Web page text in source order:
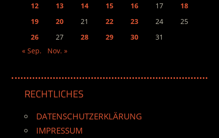
12
13 14 15 16 17
18
19
20 21 22 23 24
25
26
27 28 29 30
31
« Sep.
Nov. »
RECHTLICHES
DATENSCHUTZERKLÄRUNG
IMPRESSUM